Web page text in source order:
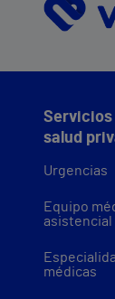
Servicios
salud
Urgencias
Equipo
asistencial
médicas